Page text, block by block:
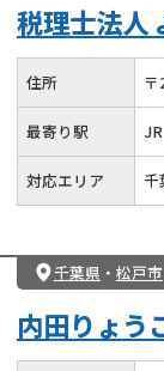
税理士法人
住所 〒
最寄り駅
対応エリア 千
千葉県 ・ 松戸市
内田りょう